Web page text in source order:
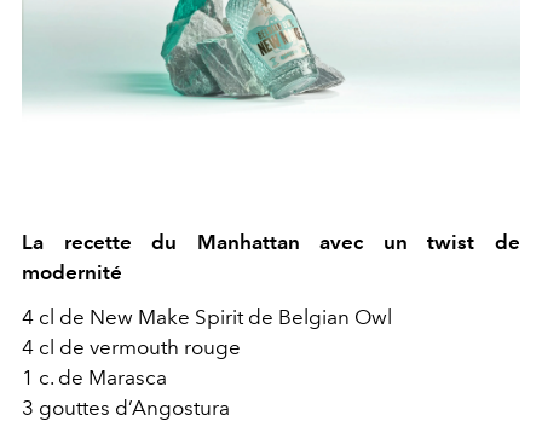
La recette du Manhattan avec un twist de
modernité
4 cl de New Make Spirit de Belgian Owl
4 cl de vermouth rouge
1 c. de Marasca
3 gouttes d’Angostura